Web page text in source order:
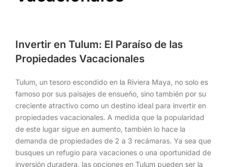
Invertir en Tulum: El Paraíso de las
Propiedades Vacacionales
Tulum, un tesoro escondido en la Riviera Maya, no solo es
famoso por sus paisajes de ensueño, sino también por su
creciente atractivo como un destino ideal para invertir en
propiedades vacacionales. A medida que la popularidad
de este lugar sigue en aumento, también lo hace la
demanda de propiedades de 2 a 3 recámaras. Ya sea que
busques un refugio para vacaciones o una oportunidad de
inversión duradera, las opciones en Tulum pueden ser la